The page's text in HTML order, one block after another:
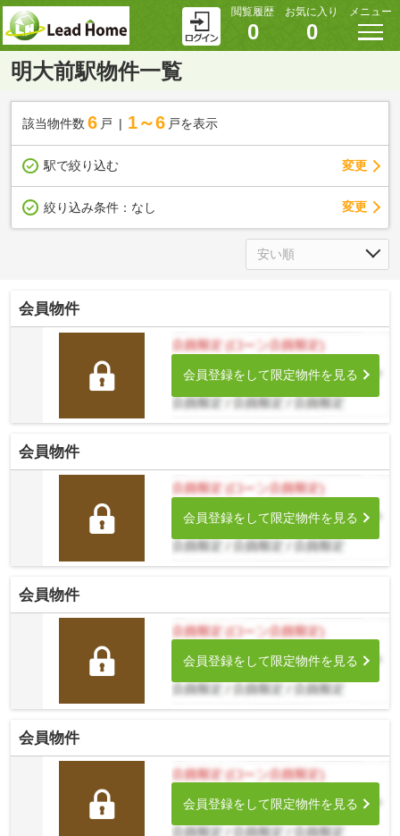
閲覧履歴
0
お気に入り
0
メニュー
明大前駅物件一覧
該当物件数 6 戸 1～6 戸を表示
駅で絞り込む 変更
絞り込み条件： なし 変更
会員物件
会員登録をして限定物件を見る
会員物件
会員登録をして限定物件を見る
会員物件
会員登録をして限定物件を見る
会員物件
会員登録をして限定物件を見る